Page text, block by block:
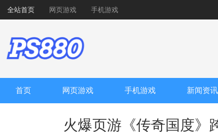
全站首页 网页游戏 手机游戏
首页 网页游戏 手机游戏 新闻资讯
火爆页游《传奇国度》